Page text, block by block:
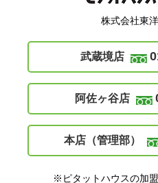
株式会社東
武蔵境店
阿佐ヶ谷店
本店（管理部）
※ピタットハウスの加